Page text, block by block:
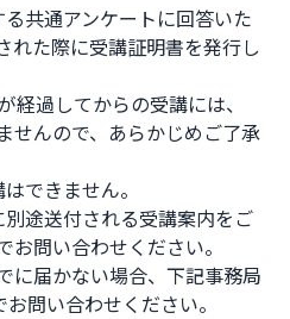
る共通アンケートに回答いた
れた際に受講証明書を発行し
経過してからの受講には、
せんので、あらかじめご了承
できません。
別途送付される受講案内をご
問い合わせください。
に届かない場合、下記事務局
問い合わせください。